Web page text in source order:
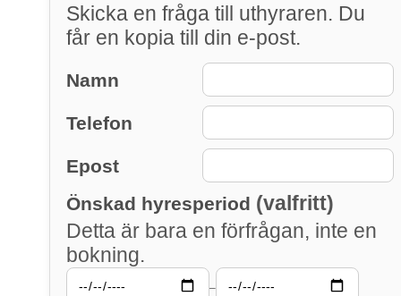
Skicka en fråga till uthyraren. Du
får en kopia till din e-post.
Namn
Telefon
Epost
Önskad hyresperiod (valfritt)
Detta är bara en förfrågan, inte en
bokning.
–